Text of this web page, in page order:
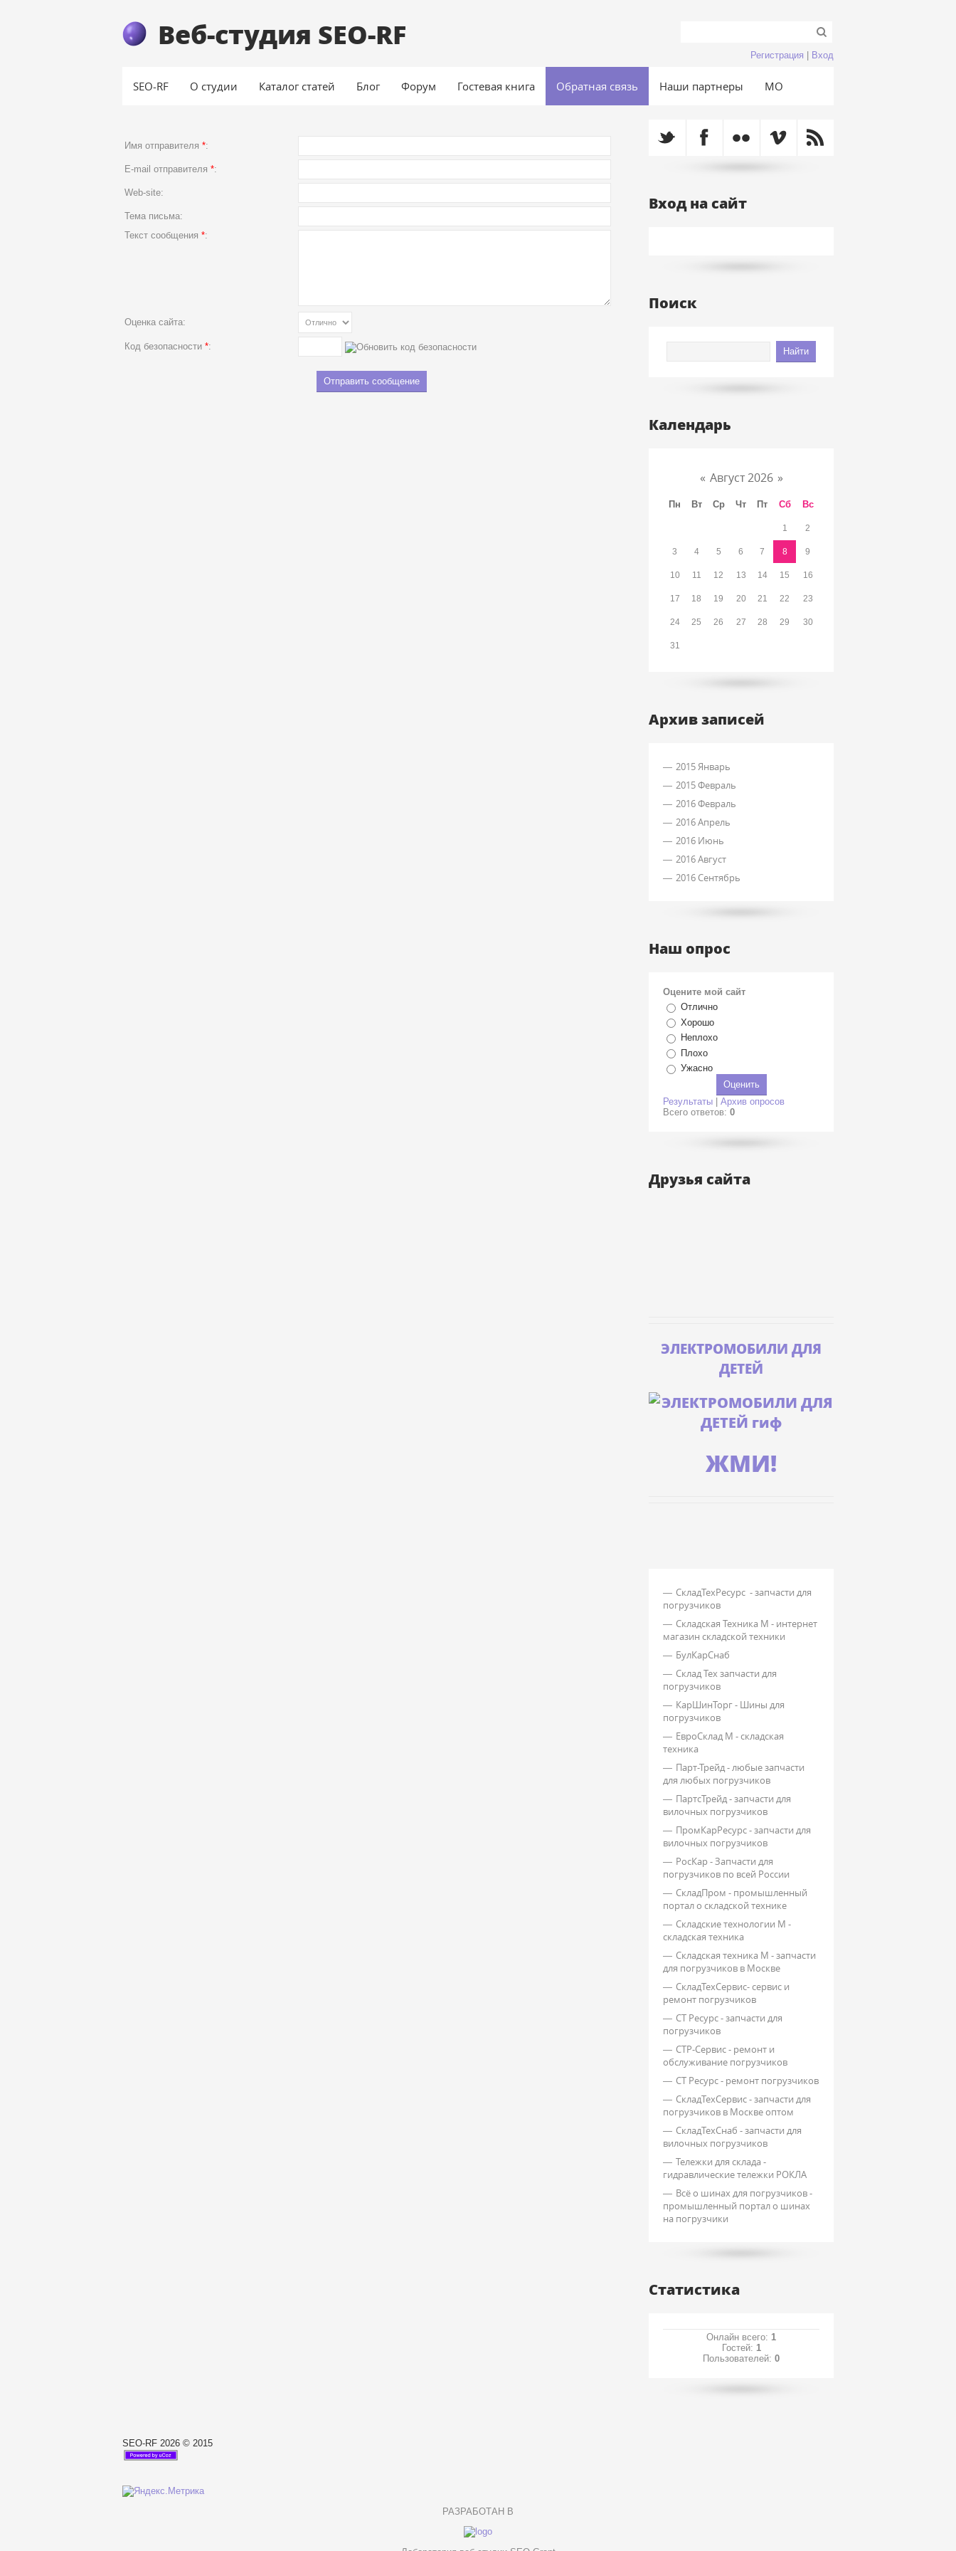
Веб-студия SEO-RF
Регистрация Вход
SEO-RF О студии Каталог статей Блог Форум Гостевая книга Обратная связь Наши партнеры МО
Имя отправителя *:
E-mail отправителя *:
Web-site:
Тема письма:
Текст сообщения *:
Оценка сайта:
Код безопасности *:
Вход на сайт
Поиск
Календарь
« Август 2026 »
Пн Вт Ср Чт Пт Сб Вс
1 2
3 4 5 6 7 8 9
10 11 12 13 14 15 16
17 18 19 20 21 22 23
24 25 26 27 28 29 30
31
Архив записей
2015 Январь
2015 Февраль
2016 Февраль
2016 Апрель
2016 Июнь
2016 Август
2016 Сентябрь
Наш опрос
Оцените мой сайт
Отлично
Хорошо
Неплохо
Плохо
Ужасно
Результаты
Архив опросов
Всего ответов: 0
Друзья сайта
ЭЛЕКТРОМОБИЛИ ДЛЯ
ДЕТЕЙ
ЖМИ!
СкладТехРесурс - запчасти для
погрузчиков
Складская Техника М - интернет
магазин складской техники
БулКарСнаб
Склад Тех запчасти для
погрузчиков
КарШинТорг - Шины для
погрузчиков
ЕвроСклад М - складская
техника
Парт-Трейд - любые запчасти
для любых погрузчиков
ПартсТрейд - запчасти для
вилочных погрузчиков
ПромКарРесурс - запчасти для
вилочных погрузчиков
РосКар - Запчасти для
погрузчиков по всей России
СкладПром - промышленный
портал о складской технике
Складские технологии М -
складская техника
Складская техника М - запчасти
для погрузчиков в Москве
СкладТехСервис- сервис и
ремонт погрузчиков
СТ Ресурс - запчасти для
погрузчиков
СТР-Сервис - ремонт и
обслуживание погрузчиков
СТ Ресурс - ремонт погрузчиков
СкладТехСервис - запчасти для
погрузчиков в Москве оптом
СкладТехСнаб - запчасти для
вилочных погрузчиков
Тележки для склада -
гидравлические тележки РОКЛА
Всё о шинах для погрузчиков -
промышленный портал о шинах
на погрузчики
Статистика
Онлайн всего: 1
Гостей: 1
Пользователей: 0
SEO-RF 2026 © 2015
РАЗРАБОТАН В